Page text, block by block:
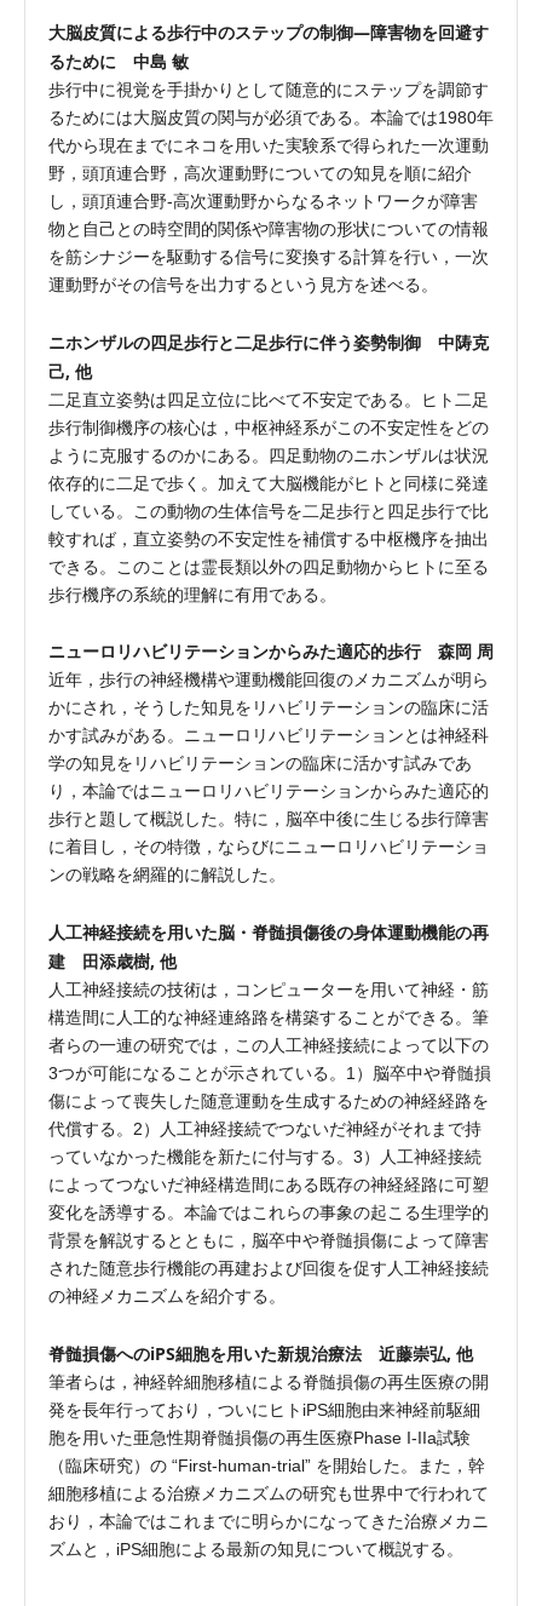
大脳皮質による歩行中のステップの制御—障害物を回避す
るために 中島 敏
歩行中に視覚を手掛かりとして随意的にステップを調節す
るためには大脳皮質の関与が必須である。本論では1980年
代から現在までにネコを用いた実験系で得られた一次運動
野，頭頂連合野，高次運動野についての知見を順に紹介
し，頭頂連合野-高次運動野からなるネットワークが障害
物と自己との時空間的関係や障害物の形状についての情報
を筋シナジーを駆動する信号に変換する計算を行い，一次
運動野がその信号を出力するという見方を述べる。
ニホンザルの四足歩行と二足歩行に伴う姿勢制御 中陦克
己, 他
二足直立姿勢は四足立位に比べて不安定である。ヒト二足
歩行制御機序の核心は，中枢神経系がこの不安定性をどの
ように克服するのかにある。四足動物のニホンザルは状況
依存的に二足で歩く。加えて大脳機能がヒトと同様に発達
している。この動物の生体信号を二足歩行と四足歩行で比
較すれば，直立姿勢の不安定性を補償する中枢機序を抽出
できる。このことは霊長類以外の四足動物からヒトに至る
歩行機序の系統的理解に有用である。
ニューロリハビリテーションからみた適応的歩行 森岡 周
近年，歩行の神経機構や運動機能回復のメカニズムが明ら
かにされ，そうした知見をリハビリテーションの臨床に活
かす試みがある。ニューロリハビリテーションとは神経科
学の知見をリハビリテーションの臨床に活かす試みであ
り，本論ではニューロリハビリテーションからみた適応的
歩行と題して概説した。特に，脳卒中後に生じる歩行障害
に着目し，その特徴，ならびにニューロリハビリテーショ
ンの戦略を網羅的に解説した。
人工神経接続を用いた脳・脊髄損傷後の身体運動機能の再
建 田添歳樹, 他
人工神経接続の技術は，コンピューターを用いて神経・筋
構造間に人工的な神経連絡路を構築することができる。筆
者らの一連の研究では，この人工神経接続によって以下の
3つが可能になることが示されている。1）脳卒中や脊髄損
傷によって喪失した随意運動を生成するための神経経路を
代償する。2）人工神経接続でつないだ神経がそれまで持
っていなかった機能を新たに付与する。3）人工神経接続
によってつないだ神経構造間にある既存の神経経路に可塑
変化を誘導する。本論ではこれらの事象の起こる生理学的
背景を解説するとともに，脳卒中や脊髄損傷によって障害
された随意歩行機能の再建および回復を促す人工神経接続
の神経メカニズムを紹介する。
脊髄損傷へのiPS細胞を用いた新規治療法 近藤崇弘, 他
筆者らは，神経幹細胞移植による脊髄損傷の再生医療の開
発を長年行っており，ついにヒトiPS細胞由来神経前駆細
胞を用いた亜急性期脊髄損傷の再生医療Phase I-IIa試験
（臨床研究）の “First-human-trial” を開始した。また，幹
細胞移植による治療メカニズムの研究も世界中で行われて
おり，本論ではこれまでに明らかになってきた治療メカニ
ズムと，iPS細胞による最新の知見について概説する。